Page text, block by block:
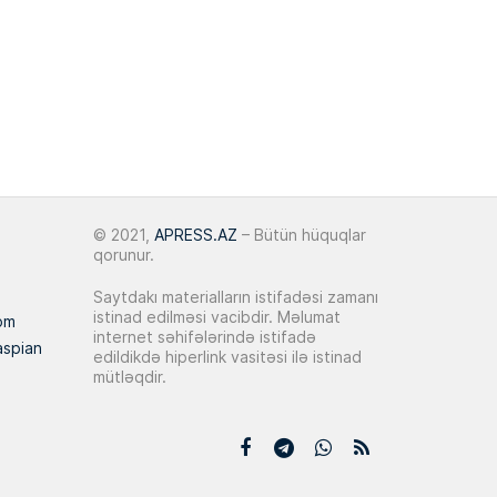
13:32
inkişaf imkanları formalaşır”
20 May 2026
13:31
AQP: Azərbaycan tikinti sektorunda
maya dəyəri 7 %-ə yaxın artıb
“Bakı urban və
© 2021, APRESS.AZ – Bütün hüquqlar
qorunur.
Saytdakı materialların istifadəsi zamanı
istinad edilməsi vacibdir. Məlumat
internet səhifələrində istifadə
edildikdə hiperlink vasitəsi ilə istinad
mütləqdir.